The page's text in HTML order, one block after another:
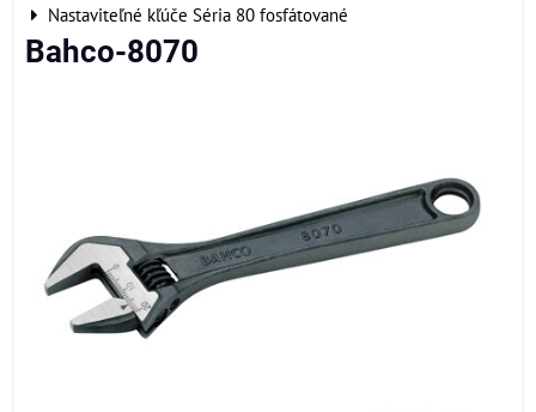
Nastaviteľné kľúče Séria 80 fosfátované
Bahco-8070